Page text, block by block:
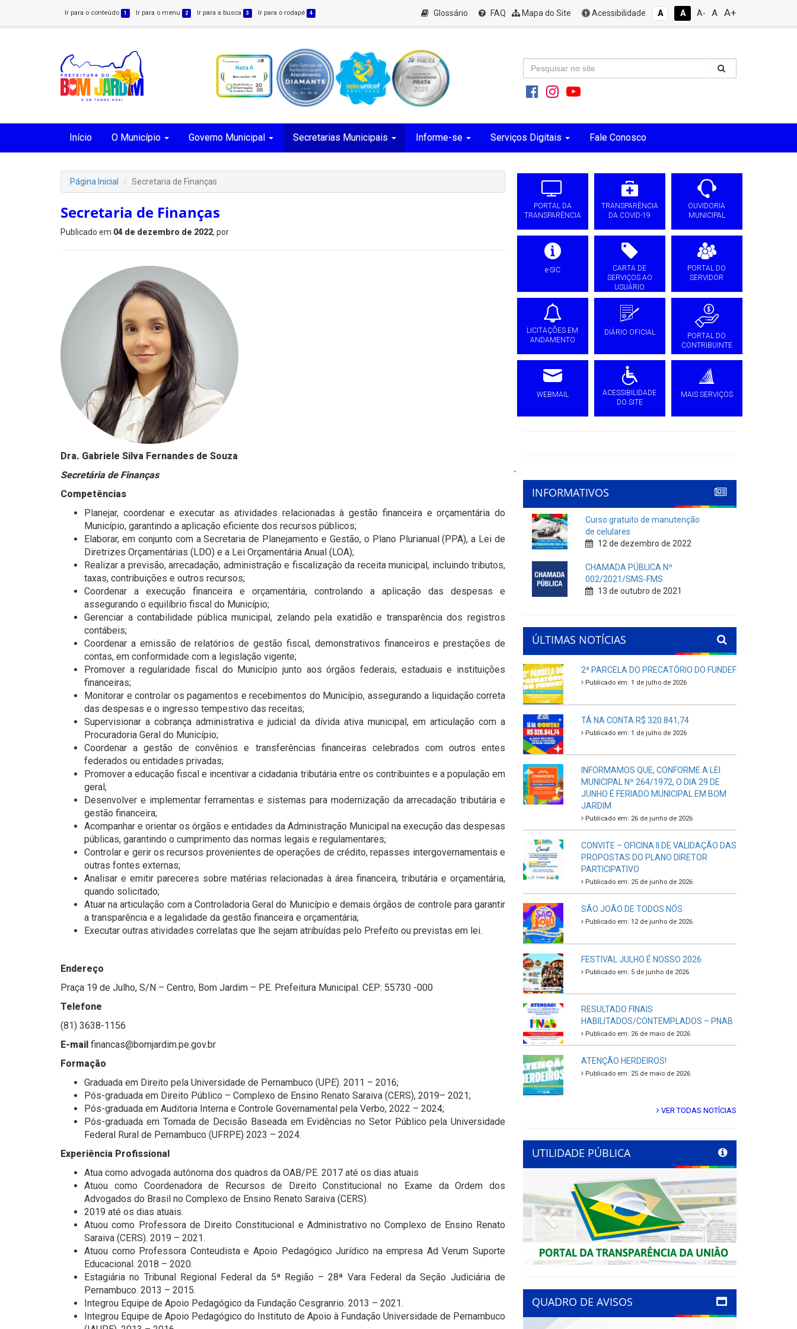
Ir para o conteúdo 1 Ir para o menu 2 Ir para a busca 3 Ir para o rodapé 4 Glossário FAQ Mapa do Site Acessibilidade A A A- A A+
Início O Município Governo Municipal Secretarias Municipais Informe-se Serviços Digitais Fale Conosco
Página Inicial Secretaria de Finanças
Secretaria de Finanças
Publicado em 04 de dezembro de 2022, por
Dra. Gabriele Silva Fernandes de Souza
Secretária de Finanças
Competências
Planejar, coordenar e executar as atividades relacionadas à gestão financeira e orçamentária do
Município, garantindo a aplicação eficiente dos recursos públicos;
Elaborar, em conjunto com a Secretaria de Planejamento e Gestão, o Plano Plurianual (PPA), a Lei de
Diretrizes Orçamentárias (LDO) e a Lei Orçamentária Anual (LOA);
Realizar a previsão, arrecadação, administração e fiscalização da receita municipal, incluindo tributos,
taxas, contribuições e outros recursos;
Coordenar a execução financeira e orçamentária, controlando a aplicação das despesas e
assegurando o equilíbrio fiscal do Município;
Gerenciar a contabilidade pública municipal, zelando pela exatidão e transparência dos registros
contábeis;
Coordenar a emissão de relatórios de gestão fiscal, demonstrativos financeiros e prestações de
contas, em conformidade com a legislação vigente;
Promover a regularidade fiscal do Município junto aos órgãos federais, estaduais e instituições
financeiras;
Monitorar e controlar os pagamentos e recebimentos do Município, assegurando a liquidação correta
das despesas e o ingresso tempestivo das receitas;
Supervisionar a cobrança administrativa e judicial da dívida ativa municipal, em articulação com a
Procuradoria Geral do Município;
Coordenar a gestão de convênios e transferências financeiras celebrados com outros entes
federados ou entidades privadas;
Promover a educação fiscal e incentivar a cidadania tributária entre os contribuintes e a população em
geral;
Desenvolver e implementar ferramentas e sistemas para modernização da arrecadação tributária e
gestão financeira;
Acompanhar e orientar os órgãos e entidades da Administração Municipal na execução das despesas
públicas, garantindo o cumprimento das normas legais e regulamentares;
Controlar e gerir os recursos provenientes de operações de crédito, repasses intergovernamentais e
outras fontes externas;
Analisar e emitir pareceres sobre matérias relacionadas à área financeira, tributária e orçamentária,
quando solicitado;
Atuar na articulação com a Controladoria Geral do Município e demais órgãos de controle para garantir
a transparência e a legalidade da gestão financeira e orçamentária;
Executar outras atividades correlatas que lhe sejam atribuídas pelo Prefeito ou previstas em lei.
Endereço
Praça 19 de Julho, S/N – Centro, Bom Jardim – PE. Prefeitura Municipal. CEP: 55730 -000
Telefone
(81) 3638-1156
E-mail financas@bomjardim.pe.gov.br
Formação
Graduada em Direito pela Universidade de Pernambuco (UPE). 2011 – 2016;
Pós-graduada em Direito Público – Complexo de Ensino Renato Saraiva (CERS), 2019– 2021;
Pós-graduada em Auditoria Interna e Controle Governamental pela Verbo, 2022 – 2024;
Pós-graduada em Tomada de Decisão Baseada em Evidências no Setor Público pela Universidade
Federal Rural de Pernambuco (UFRPE) 2023 – 2024.
Experiência Profissional
Atua como advogada autônoma dos quadros da OAB/PE. 2017 até os dias atuais
Atuou como Coordenadora de Recursos de Direito Constitucional no Exame da Ordem dos
Advogados do Brasil no Complexo de Ensino Renato Saraiva (CERS).
2019 até os dias atuais.
Atuou como Professora de Direito Constitucional e Administrativo no Complexo de Ensino Renato
Saraiva (CERS). 2019 – 2021.
Atuou como Professora Conteudista e Apoio Pedagógico Jurídico na empresa Ad Verum Suporte
Educacional. 2018 – 2020.
Estagiária no Tribunal Regional Federal da 5ª Região – 28ª Vara Federal da Seção Judiciária de
Pernambuco. 2013 – 2015.
Integrou Equipe de Apoio Pedagógico da Fundação Cesgranrio. 2013 – 2021.
Integrou Equipe de Apoio Pedagógico do Instituto de Apoio à Fundação Universidade de Pernambuco
PORTAL DA
TRANSPARÊNCIA
TRANSPARÊNCIA
DA COVID-19
OUVIDORIA
MUNICIPAL
e-SIC
CARTA DE
SERVIÇOS AO
USUÁRIO
PORTAL DO
SERVIDOR
LICITAÇÕES EM
ANDAMENTO
DIÁRIO OFICIAL
PORTAL DO
CONTRIBUINTE
WEBMAIL
ACESSIBILIDADE
DO SITE
MAIS SERVIÇOS
'
INFORMATIVOS
Curso gratuito de manutenção
de celulares
12 de dezembro de 2022
CHAMADA PÚBLICA Nº
002/2021/SMS-FMS
13 de outubro de 2021
ÚLTIMAS NOTÍCIAS
2ª PARCELA DO PRECATÓRIO DO FUNDEF
Publicado em: 1 de julho de 2026
TÁ NA CONTA R$ 320.841,74
Publicado em: 1 de julho de 2026
INFORMAMOS QUE, CONFORME A LEI
MUNICIPAL Nº 264/1972, O DIA 29 DE
JUNHO É FERIADO MUNICIPAL EM BOM
JARDIM
Publicado em: 26 de junho de 2026
CONVITE – OFICINA II DE VALIDAÇÃO DAS
PROPOSTAS DO PLANO DIRETOR
PARTICIPATIVO
Publicado em: 25 de junho de 2026
SÃO JOÃO DE TODOS NÓS
Publicado em: 12 de junho de 2026
FESTIVAL JULHO É NOSSO 2026
Publicado em: 5 de junho de 2026
RESULTADO FINAIS
HABILITADOS/CONTEMPLADOS – PNAB
Publicado em: 26 de maio de 2026
ATENÇÃO HERDEIROS!
Publicado em: 25 de maio de 2026
VER TODAS NOTÍCIAS
UTILIDADE PÚBLICA
Previous Next
QUADRO DE AVISOS